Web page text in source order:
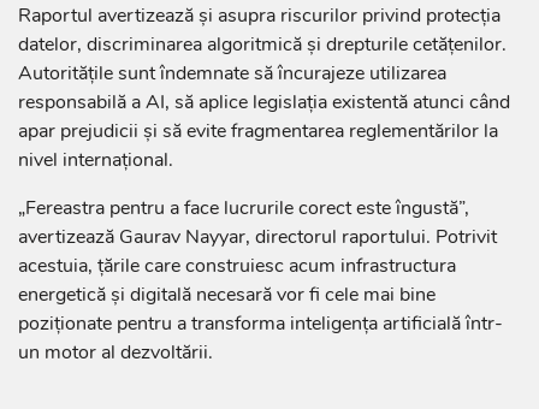
Raportul avertizează și asupra riscurilor privind protecția
datelor, discriminarea algoritmică și drepturile cetățenilor.
Autoritățile sunt îndemnate să încurajeze utilizarea
responsabilă a AI, să aplice legislația existentă atunci când
apar prejudicii și să evite fragmentarea reglementărilor la
nivel internațional.
„Fereastra pentru a face lucrurile corect este îngustă”,
avertizează Gaurav Nayyar, directorul raportului. Potrivit
acestuia, țările care construiesc acum infrastructura
energetică și digitală necesară vor fi cele mai bine
poziționate pentru a transforma inteligența artificială într-
un motor al dezvoltării.